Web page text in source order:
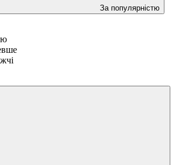
За популярністю